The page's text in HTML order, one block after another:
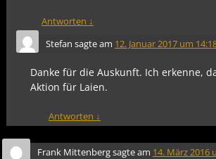
Antworten ↓
Stefan sagte am 12. Januar 2017 um
Danke für die Auskunft. Ich erkenne,
Aktion für Laien.
Antworten ↓
Frank Mittenbergsagte am 14. März 2016